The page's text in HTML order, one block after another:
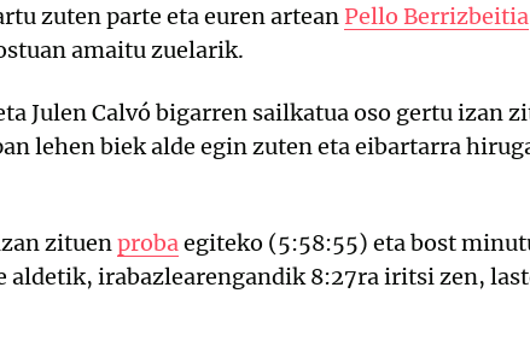
zuten parte eta euren artean Pello Berrizbeitia
amaitu zuelarik.
Julen Calvó bigarren sailkatua oso gertu izan
lehen biek alde egin zuten eta eibartarra
zituenprobaegiteko (5:58:55) eta bost
irabazlearengandik 8:27ra iritsi zen,